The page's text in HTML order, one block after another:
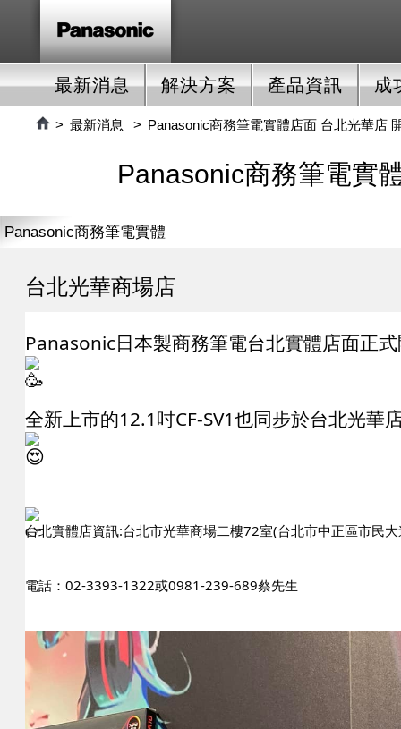
最新消息 解決方案 產品資訊 成
最新消息 Panasonic商務筆電實體店面 台北光華店
Panasonic商務筆電實
Panasonic商務筆電實體
台北光華商場店
Panasonic日本製商務筆電台北實體店面正
全新上市的12.1吋CF-SV1也同步於台北光華
台北實體店資訊:台北市光華商場二樓72室(台北市中正區市民
電話：02-3393-1322或0981-239-689蔡先生